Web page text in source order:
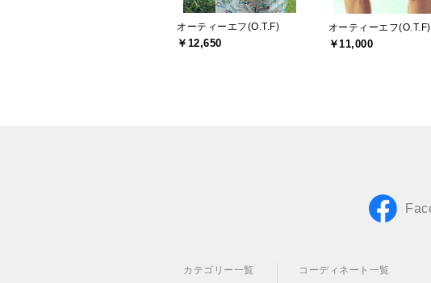
オーティーエフ(O.T.F)
￥12,650
オーティーエフ(O.T.F)
￥11,000
カテゴリー一覧 コーディネート一覧